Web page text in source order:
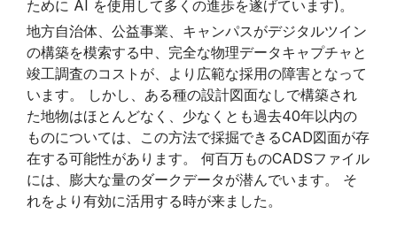
ために AI を使用して多くの進歩を遂げています)。
地方自治体、公益事業、キャンパスがデジタルツイン
の構築を模索する中、完全な物理データキャプチャと
竣工調査のコストが、より広範な採用の障害となって
います。 しかし、ある種の設計図面なしで構築され
た地物はほとんどなく、少なくとも過去40年以内の
ものについては、この方法で採掘できるCAD図面が存
在する可能性があります。 何百万ものCADSファイル
には、膨大な量のダークデータが潜んでいます。 そ
れをより有効に活用する時が来ました。